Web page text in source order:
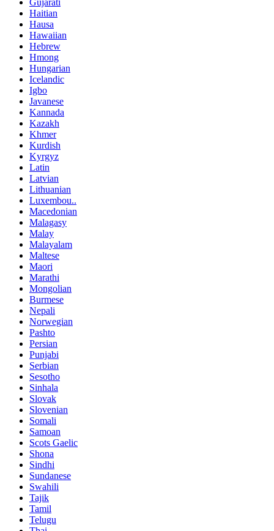
Gujarati
Haitian
Hausa
Hawaiian
Hebrew
Hmong
Hungarian
Icelandic
Igbo
Javanese
Kannada
Kazakh
Khmer
Kurdish
Kyrgyz
Latin
Latvian
Lithuanian
Luxembou..
Macedonian
Malagasy
Malay
Malayalam
Maltese
Maori
Marathi
Mongolian
Burmese
Nepali
Norwegian
Pashto
Persian
Punjabi
Serbian
Sesotho
Sinhala
Slovak
Slovenian
Somali
Samoan
Scots Gaelic
Shona
Sindhi
Sundanese
Swahili
Tajik
Tamil
Telugu